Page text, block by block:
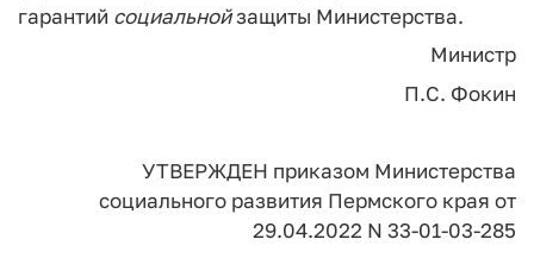
гарантий социальнойзащиты Министерства.
Министр
П.С. Фокин
УТВЕРЖДЕН приказом Министерства
социального развития Пермского края от
29.04.2022 N 33-01-03-285